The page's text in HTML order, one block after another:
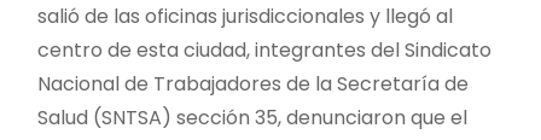
salió de las oficinas jurisdiccionales y llegó al
centro de esta ciudad, integrantes del Sindicato
Nacional de Trabajadores de la Secretaría de
Salud (SNTSA) sección 35, denunciaron que el